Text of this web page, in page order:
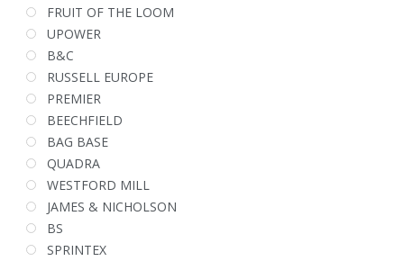
FRUIT OF THE LOOM
UPOWER
B&C
RUSSELL EUROPE
PREMIER
BEECHFIELD
BAG BASE
QUADRA
WESTFORD MILL
JAMES & NICHOLSON
BS
SPRINTEX